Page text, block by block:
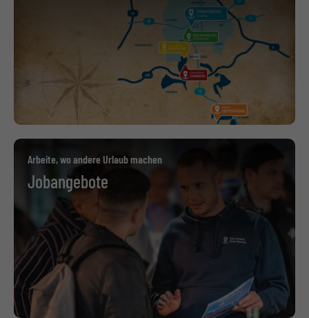
Arbeite, wo andere Urlaub machen
Jobangebote